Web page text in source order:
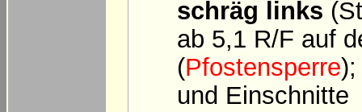
schräg links
ab 5,1 R/F auf
(Pfostensperre);
und Einschnitte